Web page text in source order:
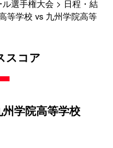
選手権大会
日程・結
等学校 vs 九州学院高等
スコア
学院高等学校